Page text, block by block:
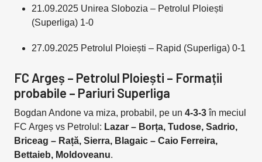
21.09.2025 Unirea Slobozia – Petrolul Ploiești
(Superliga) 1-0
27.09.2025 Petrolul Ploiești – Rapid (Superliga) 0-1
FC Argeș – Petrolul Ploiești – Formații
probabile – Pariuri Superliga
Bogdan Andone va miza, probabil, pe un 4-3-3în meciul
FC Argeș vs Petrolul: Lazar – Borța, Tudose, Sadrio,
Briceag – Rață, Sierra, Blagaic – Caio Ferreira,
Bettaieb, Moldoveanu.